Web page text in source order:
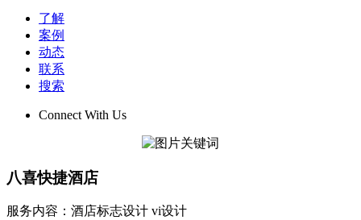
了解
案例
动态
联系
搜索
Connect With Us
八喜快捷酒店
服务内容：酒店标志设计 vi设计